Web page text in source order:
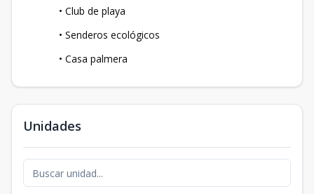
• Club de playa
• Senderos ecológicos
• Casa palmera
Unidades